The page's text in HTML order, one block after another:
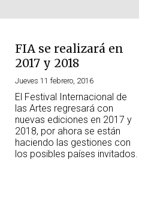
FIA se realizará en
2017 y 2018
Jueves 11 febrero, 2016
El Festival Internacional de
las Artes regresará con
nuevas ediciones en 2017 y
2018, por ahora se están
haciendo las gestiones con
los posibles países invitados.